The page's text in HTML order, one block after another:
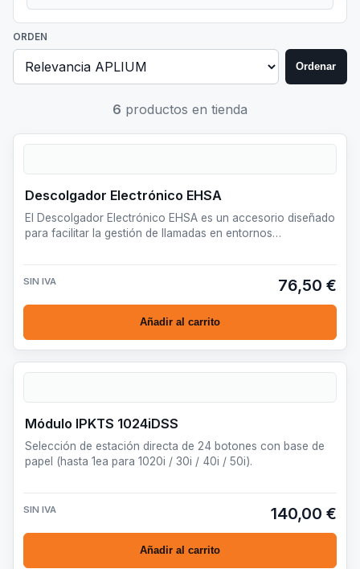
ORDEN
Ordenar
6 productos en tienda
Descolgador Electrónico EHSA
El Descolgador Electrónico EHSA es un accesorio diseñado
para facilitar la gestión de llamadas en entornos
SIN IVA 76,50 €
Añadir al carrito
Módulo IPKTS 1024iDSS
Selección de estación directa de 24 botones con base de
papel (hasta 1ea para 1020i / 30i / 40i / 50i).
SIN IVA 140,00 €
Añadir al carrito